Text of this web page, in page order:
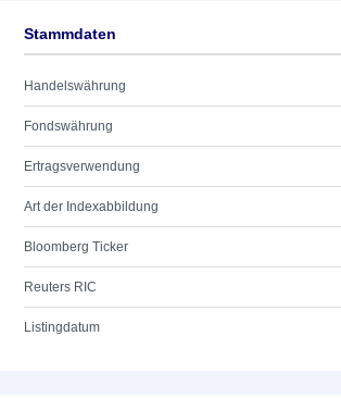
Stammdaten
Handelswährung
Fondswährung
Ertragsverwendung
Art der Indexabbildung
Bloomberg Ticker
Reuters RIC
Listingdatum